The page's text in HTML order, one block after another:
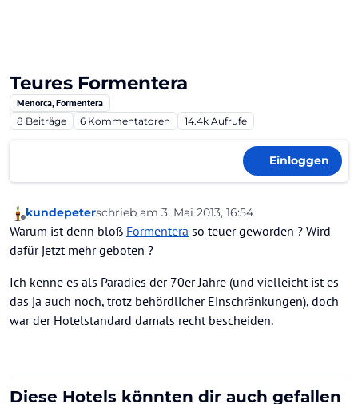
Teures Formentera
Menorca, Formentera
8 Beiträge 6 Kommentatoren 14.4k Aufrufe
Einloggen
Offline
kundepeterschrieb am 3. Mai 2013, 16:54
zuletzt editiert von
Warum ist denn bloß Formentera so teuer geworden ? Wird
dafür jetzt mehr geboten ?
Ich kenne es als Paradies der 70er Jahre (und vielleicht ist es
das ja auch noch, trotz behördlicher Einschränkungen), doch
war der Hotelstandard damals recht bescheiden.